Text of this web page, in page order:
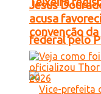
federal pelo
Jesus
acusa
convenção